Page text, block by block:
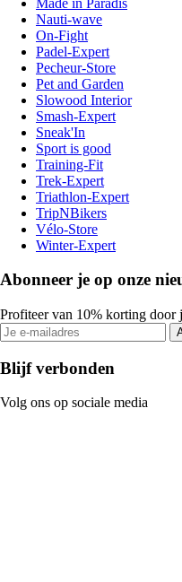
Nauti-wave
On-Fight
Padel-Expert
Pecheur-Store
Pet and Garden
Slowood Interior
Smash-Expert
Sneak'In
Sport is good
Training-Fit
Trek-Expert
Triathlon-Expert
TripNBikers
Vélo-Store
Winter-Expert
Abonneer je op onze
Profiteer van 10% korting door
Blijf verbonden
Volg ons op sociale media